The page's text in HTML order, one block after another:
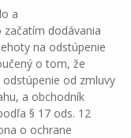
a
začatím dodávania
na odstúpenie
o tom, že
od zmluvy
a obchodník
§ 17 ods. 12
o ochrane